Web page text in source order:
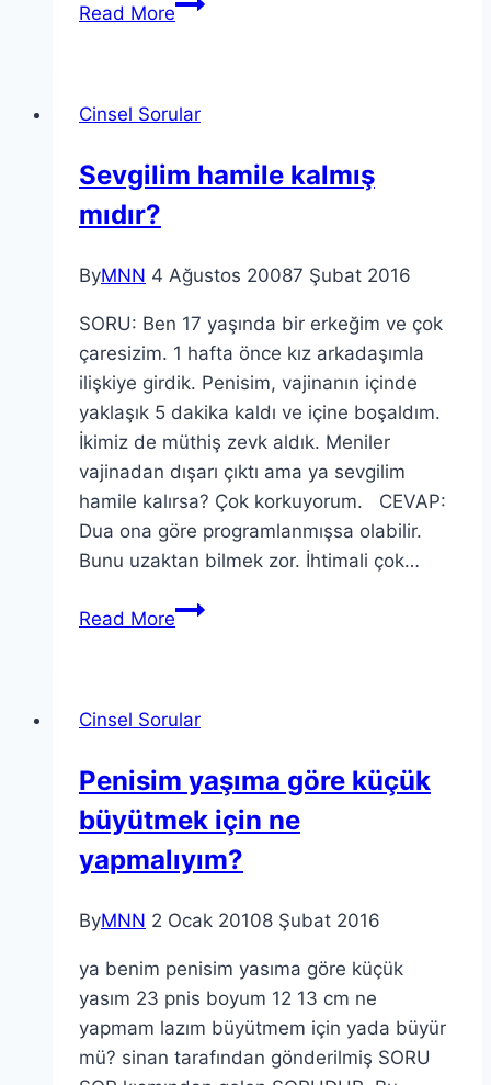
Read More
Cinsel Sorular
Sevgilim hamile kalmış
mıdır?
ByMNN 4 Ağustos 20087 Şubat 2016
SORU: Ben 17 yaşında bir erkeğim ve çok
çaresizim. 1 hafta önce kız arkadaşımla
ilişkiye girdik. Penisim, vajinanın içinde
yaklaşık 5 dakika kaldı ve içine boşaldım.
İkimiz de müthiş zevk aldık. Meniler
vajinadan dışarı çıktı ama ya sevgilim
hamile kalırsa? Çok korkuyorum. CEVAP:
Dua ona göre programlanmışsa olabilir.
Bunu uzaktan bilmek zor. İhtimali çok…
Read More
Cinsel Sorular
Penisim yaşıma göre küçük
büyütmek için ne
yapmalıyım?
ByMNN 2 Ocak 20108 Şubat 2016
ya benim penisim yasıma göre küçük
yasım 23 pnis boyum 12 13 cm ne
yapmam lazım büyütmem için yada büyür
mü? sinan tarafından gönderilmiş SORU